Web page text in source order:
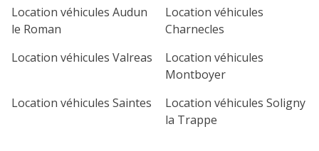
Location véhicules Audun
le Roman
Location véhicules
Charnecles
Location véhicules Valreas
Location véhicules
Montboyer
Location véhicules Saintes
Location véhicules Soligny
la Trappe